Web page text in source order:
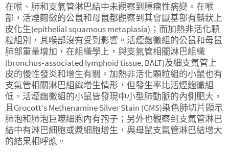
在喉、肺和支氣管淋巴結中未觀察到腫瘤性病變。在喉
部，活煙麴黴的公鼠和母鼠都觀察到其會厭基部有麟狀上
皮化生(epithelial squamous metaplasia)；而加熱非活化顆
粒組別，其喉部沒有受到影響。活煙麴黴組的公鼠和母鼠
肺部重量增加，在組織學上，與支氣管相關淋巴組織
(bronchus‑associated lymphoid tissue, BALT)及細支氣管上
皮的慢性發炎和增生有關。加熱非活化顆粒組的小鼠也有
支氣管相關淋巴組織增生情形，但發生率比活煙麴黴組
低。活煙麴黴組的小鼠皆發現中小型肺動脈的內側肥大，
且Grocott’s Methenamine Silver Stain (GMS)染色肺切片顯示
肺泡和肺泡巨噬細胞內有孢子；另外也觀察到支氣管淋巴
結中有淋巴細胞或漿細胞增生，與母鼠支氣管淋巴結增大
的結果相呼應。